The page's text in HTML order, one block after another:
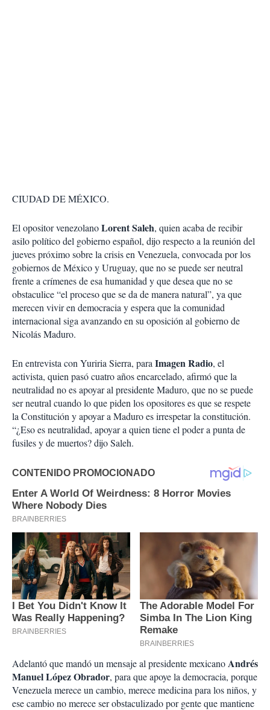
CIUDAD DE MÉXICO.
El opositor venezolanoLorent Saleh, quien acaba de recibir
asilo político del gobierno español, dijo respecto a la reunión del
jueves próximo sobre la crisis en Venezuela, convocada por los
gobiernos de México y Uruguay, que no se puede ser neutral
frente a crímenes de esa humanidad y que desea que no se
obstaculice “el proceso que se da de manera natural”, ya que
merecen vivir en democracia y espera que la comunidad
internacional siga avanzando en su oposición al gobierno de
Nicolás Maduro.
En entrevista con Yuriria Sierra, paraImagen Radio, el
activista, quien pasó cuatro años encarcelado, afirmó que la
neutralidad no es apoyar al presidente Maduro, que no se puede
ser neutral cuando lo que piden los opositores es que se respete
la Constitución y apoyar a Maduro es irrespetar la constitución.
“¿Eso es neutralidad, apoyar a quien tiene el poder a punta de
fusiles y de muertos? dijo Saleh.
Adelantó que mandó un mensaje al presidente mexicanoAndrés
Manuel López Obrador, para que apoye la democracia, porque
Venezuela merece un cambio, merece medicina para los niños, y
ese cambio no merece ser obstaculizado por gente que mantiene